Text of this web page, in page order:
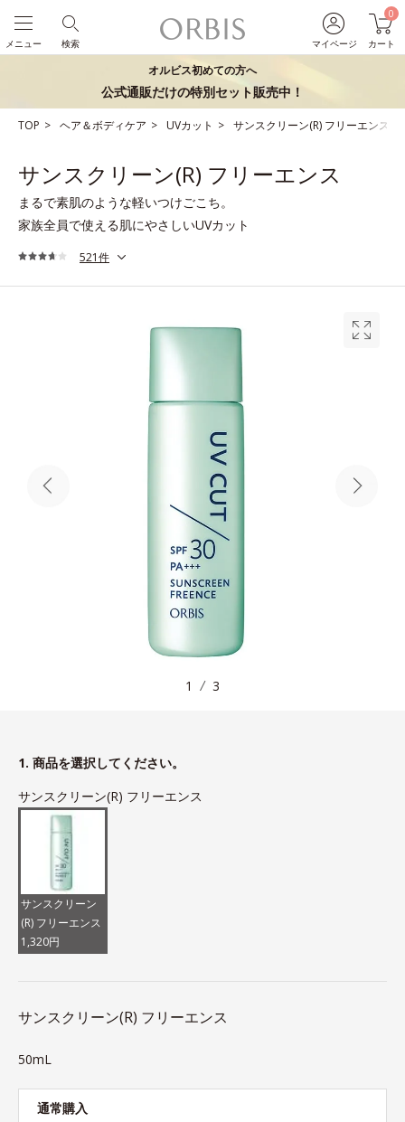
マイページ
0
カート
検索
メニュー
オルビス初めての方へ
公式通販だけの特別セット販売中！
TOP ヘア＆ボディケア UVカット サンスクリーン(R) フリーエンス
サンスクリーン(R) フリーエンス
まるで素肌のような軽いつけごこち。
家族全員で使える肌にやさしいUVカット
521件
1 3
1. 商品を選択してください。
サンスクリーン(R) フリーエンス
サンスクリーン
(R) フリーエンス
1,320円
サンスクリーン(R) フリーエンス
50mL
通常購入